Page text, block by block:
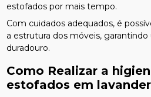
estofados por mais tempo.
Com cuidados adequados, é
a estrutura dos móveis,
duradouro.
Como Realizar a
estofados em